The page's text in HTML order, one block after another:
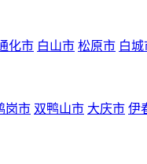
化市 白山市 松原市 白城
岗市 双鸭山市 大庆市 伊